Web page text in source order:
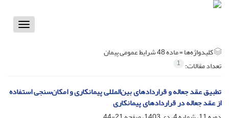
Toggle
کلیدواژه‌ها =ماده 48 شرایط عمومی پیمان
تعداد مقالات: 1
تطبیق عقد جعاله و قراردادهای بین‌المللی پیمانکاری و امکان‌سنجی استفاده
از عقد جعاله در قراردادهای پیمانکاری